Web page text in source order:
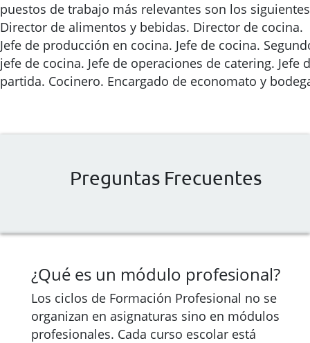
puestos de trabajo más relevantes son los
Director de alimentos y bebidas. Director de cocina.
Jefe de producción en cocina. Jefe de cocina.
jefe de cocina. Jefe de operaciones de catering. Jefe
partida. Cocinero. Encargado de economato y
Preguntas Frecuentes
¿Qué es un módulo profesional?
Los ciclos de Formación Profesional no se
organizan en asignaturas sino en módulos
profesionales. Cada curso escolar está